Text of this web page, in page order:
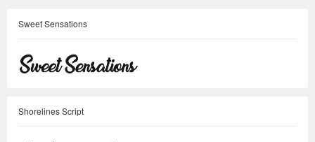
Sweet Sensations
Shorelines Script